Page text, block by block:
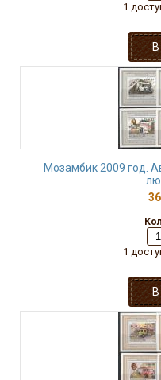
1
Мозамбик 2009 год.
1